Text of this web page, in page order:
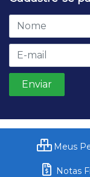
Meus
Notas